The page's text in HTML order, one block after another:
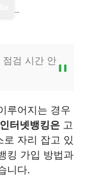
점검 시간 안
루어지는 경우
터넷뱅킹은 고
로 자리 잡고 있
킹 가입 방법과
니다.